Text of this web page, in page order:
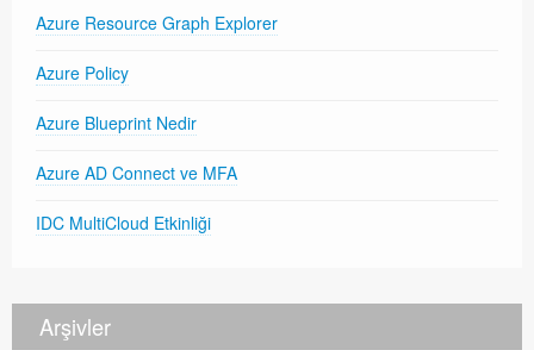
Azure Resource Graph Explorer
Azure Policy
Azure Blueprint Nedir
Azure AD Connect ve MFA
IDC MultiCloud Etkinliği
Arşivler